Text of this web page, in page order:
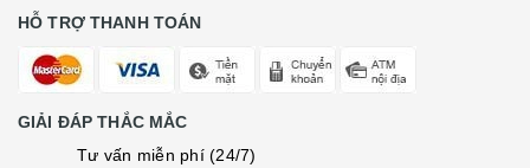
HỖ TRỢ THANH TOÁN
GIẢI ĐÁP THẮC MẮC
Tư vấn miễn phí (24/7)